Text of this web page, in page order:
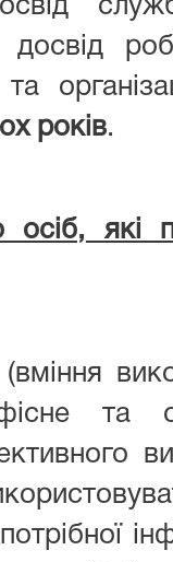
та
років.
осіб, які
(вміння
та